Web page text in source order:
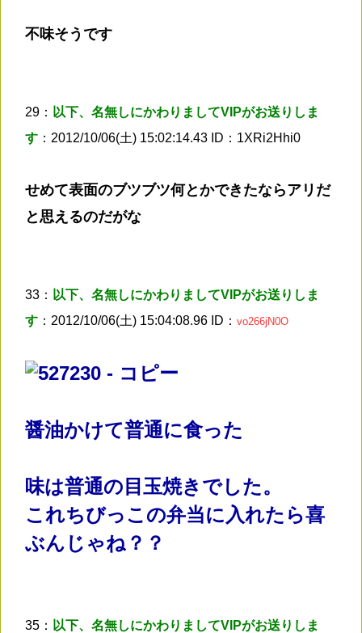
不味そうです
29： 以下、名無しにかわりましてVIPがお送りしま
す ：2012/10/06(土) 15:02:14.43 ID：1XRi2Hhi0
せめて表面のブツブツ何とかできたならアリだ
と思えるのだがな
33： 以下、名無しにかわりましてVIPがお送りしま
す ：2012/10/06(土) 15:04:08.96 ID： vo266jN0O
醤油かけて普通に食った
味は普通の目玉焼きでした。
これちびっこの弁当に入れたら喜
ぶんじゃね？？
35： 以下、名無しにかわりましてVIPがお送りしま